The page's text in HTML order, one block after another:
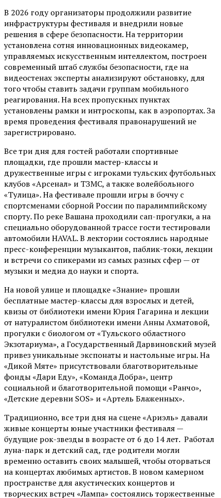
В 2026 году организаторы продолжили развитие
инфраструктуры фестиваля и внедрили новые
решения в сфере безопасности. На территории
установлена сотня инновационных видеокамер,
управляемых искусственным интеллектом, построен
современный штаб службы безопасности, где на
видеостенах эксперты анализируют обстановку, для
того чтобы ставить задачи группам мобильного
реагирования. На всех пропускных пунктах
установлены рамки и интроскопы, как в аэропортах. За
время проведения фестиваля правонарушений не
зарегистрировано.
Все три дня для гостей работали спортивные
площадки, где прошли мастер-классы и
дружественные игры с игроками тульских футбольных
клубов «Арсенал» и ТЗМС, а также волейбольного
«Тулица». На фестивале прошли игры в боччу с
спортсменами сборной России по паралимпийскому
спорту. По реке Вашана проходили сап-прогулки, а на
специально оборудованной трассе гости тестировали
автомобили HAVAL. В лектории состоялись народные
пресс-конференции музыкантов, паблик-токи, лекции
и встречи со спикерами из самых разных сфер — от
музыки и медиа до науки и спорта.
На новой улице и площадке «Знание» прошли
бесплатные мастер-классы для взрослых и детей,
квизы от библиотеки имени Юрия Гагарина и лекции
от натуралистом библиотеки имени Анны Ахматовой,
прогулки с биологом от «Тульского областного
Экзотариума», а Государственный Дарвиновский музей
привез уникальные экспонаты и настольные игры. На
«Дикой Мяте» присутствовали благотворительные
фонды «Дари Еду», «Команда Добра», центр
социальной и благотворительной помощи «Ранчо»,
«Детские деревни SOS» и «Артель Блаженных».
Традиционно, все три дня на сцене«Ариэль» давали
живые концерты юные участники фестиваля —
будущие рок-звезды в возрасте от 6 до 14 лет. Работал
луна-парк и детский сад, где родители могли
временно оставить своих малышей, чтобы оторваться
на концертах любимых артистов. В новом камерном
пространстве для акустических концертов и
творческих встреч «Лампа» состоялись торжественные